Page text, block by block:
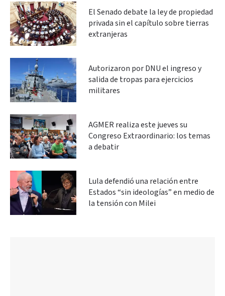
El Senado debate la ley de propiedad
privada sin el capítulo sobre tierras
extranjeras
Autorizaron por DNU el ingreso y
salida de tropas para ejercicios
militares
AGMER realiza este jueves su
Congreso Extraordinario: los temas
a debatir
Lula defendió una relación entre
Estados “sin ideologías” en medio de
la tensión con Milei